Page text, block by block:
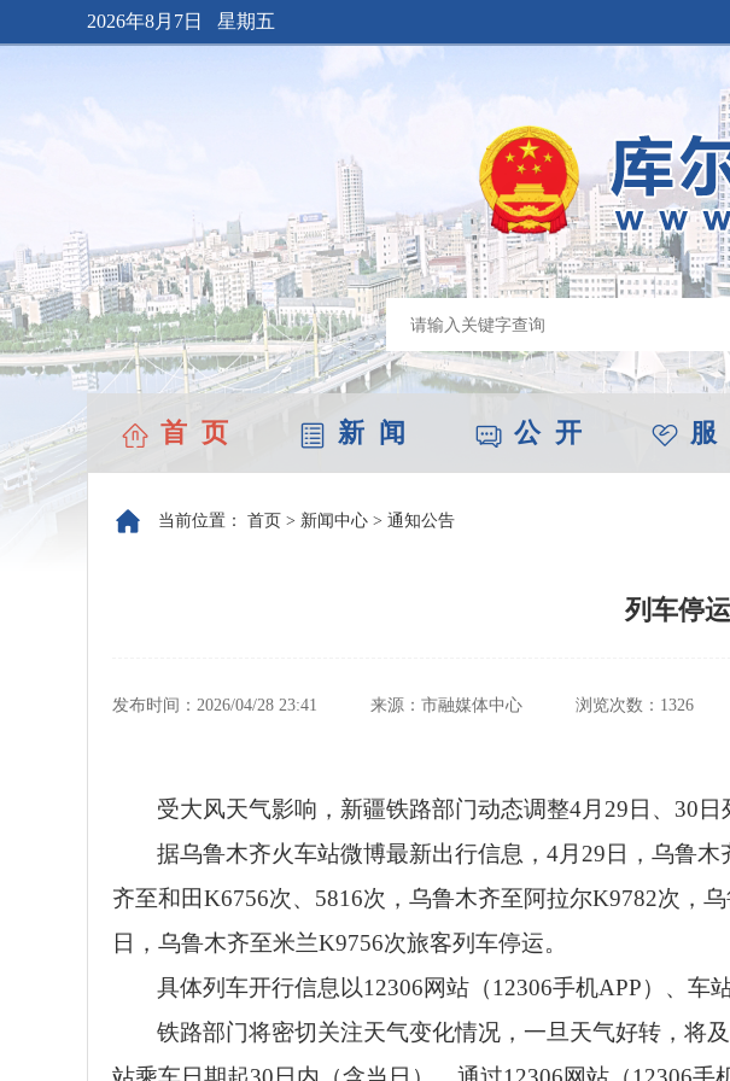
2026年8月7日 星期五
首 页 新 闻 公 开 服
当前位置： 首页 > 新闻中心 > 通知公告
列车停
发布时间：2026/04/28 23:41 来源：市融媒体中心 浏览次数： 1326
受大风天气影响，新疆铁路部门动态调整4月29日、30日
据乌鲁木齐火车站微博最新出行信息，4月29日，乌鲁
齐至和田K6756次、5816次，乌鲁木齐至阿拉尔K9782次，
日，乌鲁木齐至米兰K9756次旅客列车停运。
具体列车开行信息以12306网站（12306手机APP）、车
铁路部门将密切关注天气变化情况，一旦天气好转，将